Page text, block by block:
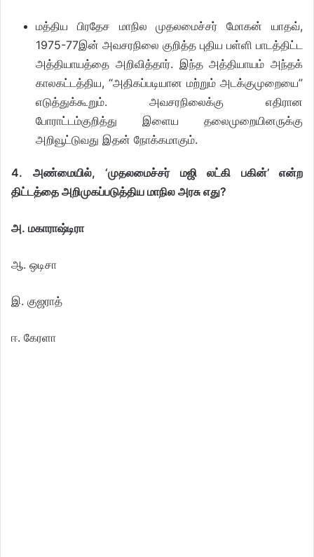
மத்திய பிரதேச மாநில முதலமைச்சர் மோகன் யாதவ்,
1975-77இன் அவசரநிலை குறித்த புதிய பள்ளி பாடத்திட்ட
அத்தியாயத்தை அறிவித்தார். இந்த அத்தியாயம் அந்தக்
காலகட்டத்திய, “அதிகப்படியான மற்றும் அடக்குமுறையை”
எடுத்துக்கூறும். அவசரநிலைக்கு எதிரான
போராட்டம்குறித்து இளைய தலைமுறையினருக்கு
அறிவூட்டுவது இதன் நோக்கமாகும்.
4. அண்மையில், ‘முதலமைச்சர் மஜி லட்கி பகின்’ என்ற
திட்டத்தை அறிமுகப்படுத்திய மாநில அரசு எது?
அ. மகாராஷ்டிரா
ஆ. ஒடிசா
இ. குஜராத்
ஈ. கேரளா